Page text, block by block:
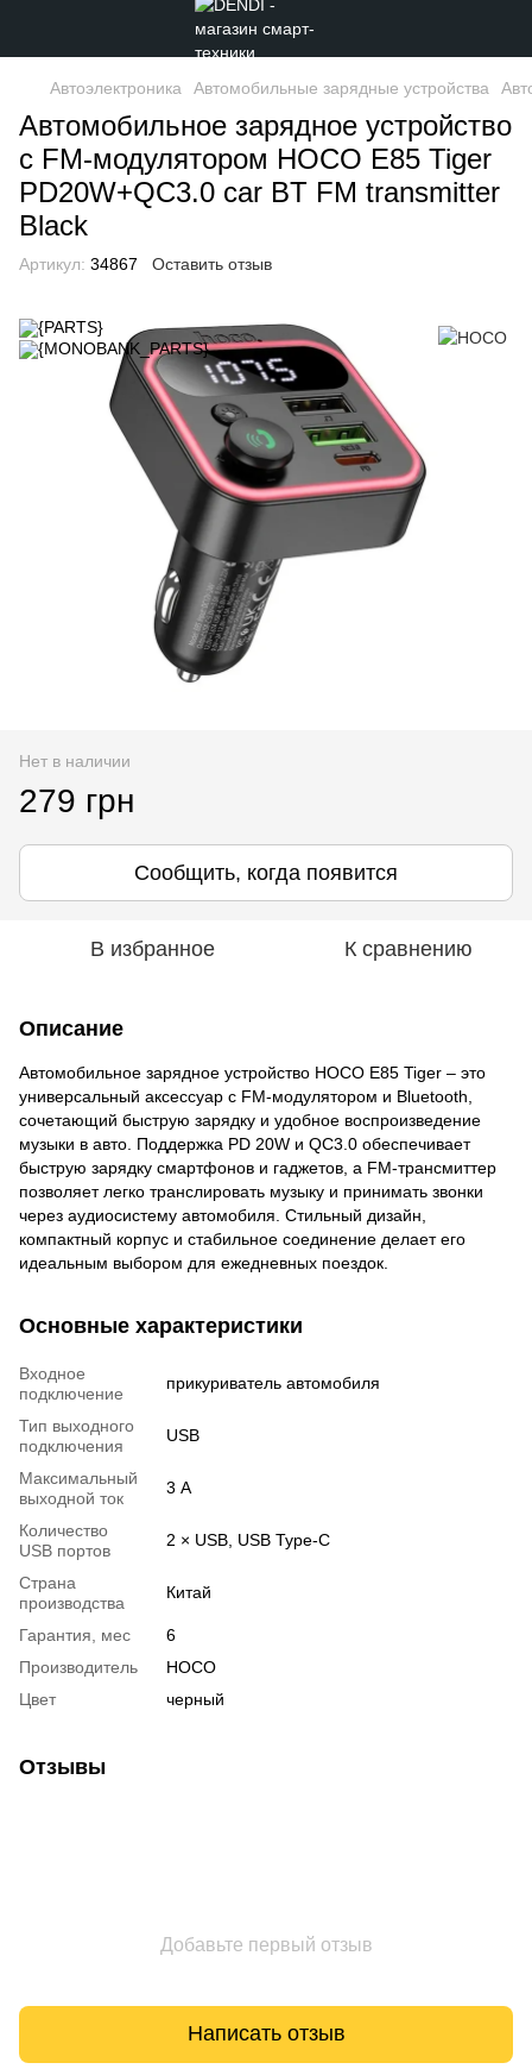
Автоэлектроника Автомобильные зарядные устройства
Автомобильное зарядное устройство
с FM-модулятором HOCO E85 Tiger
PD20W+QC3.0 car BT FM transmitter
Black
Артикул: 34867 Оставить отзыв
Нет в наличии
279 грн
Сообщить, когда появится
В избранное К сравнению
Описание
Автомобильное зарядное устройство HOCO E85 Tiger – это
универсальный аксессуар с FM-модулятором и Bluetooth,
сочетающий быструю зарядку и удобное воспроизведение
музыки в авто. Поддержка PD 20W и QC3.0 обеспечивает
быструю зарядку смартфонов и гаджетов, а FM-трансмиттер
позволяет легко транслировать музыку и принимать звонки
через аудиосистему автомобиля. Стильный дизайн,
компактный корпус и стабильное соединение делает его
идеальным выбором для ежедневных поездок.
Основные характеристики
Входное
подключение
прикуриватель автомобиля
Тип выходного
подключения
USB
Максимальный
выходной ток
3 А
Количество
USB портов
2 × USB, USB Type-C
Страна
производства
Китай
Гарантия, мес
6
Производитель
HOCO
Цвет
черный
Отзывы
Добавьте первый отзыв
Написать отзыв